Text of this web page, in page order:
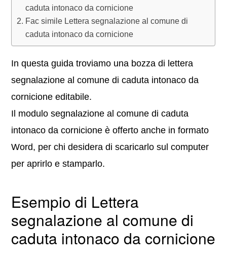
caduta intonaco da cornicione
Fac simile Lettera segnalazione al comune di
caduta intonaco da cornicione
In questa guida troviamo una bozza di lettera
segnalazione al comune di caduta intonaco da
cornicione editabile.
Il modulo segnalazione al comune di caduta
intonaco da cornicione è offerto anche in formato
Word, per chi desidera di scaricarlo sul computer
per aprirlo e stamparlo.
Esempio di Lettera
segnalazione al comune di
caduta intonaco da cornicione